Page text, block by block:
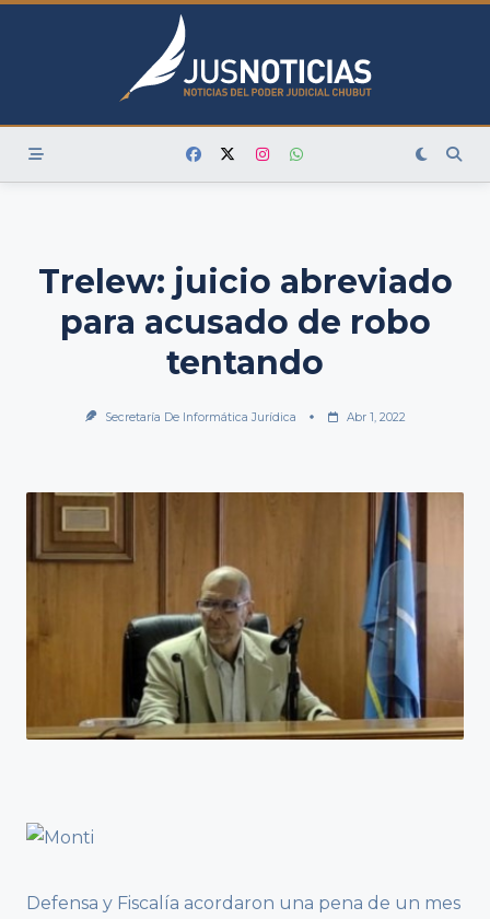
Skip
Trelew: juicio abreviado
para acusado de robo
tentando
Secretaría De Informática Jurídica Abr 1, 2022
Defensa y Fiscalía acordaron una pena de un mes